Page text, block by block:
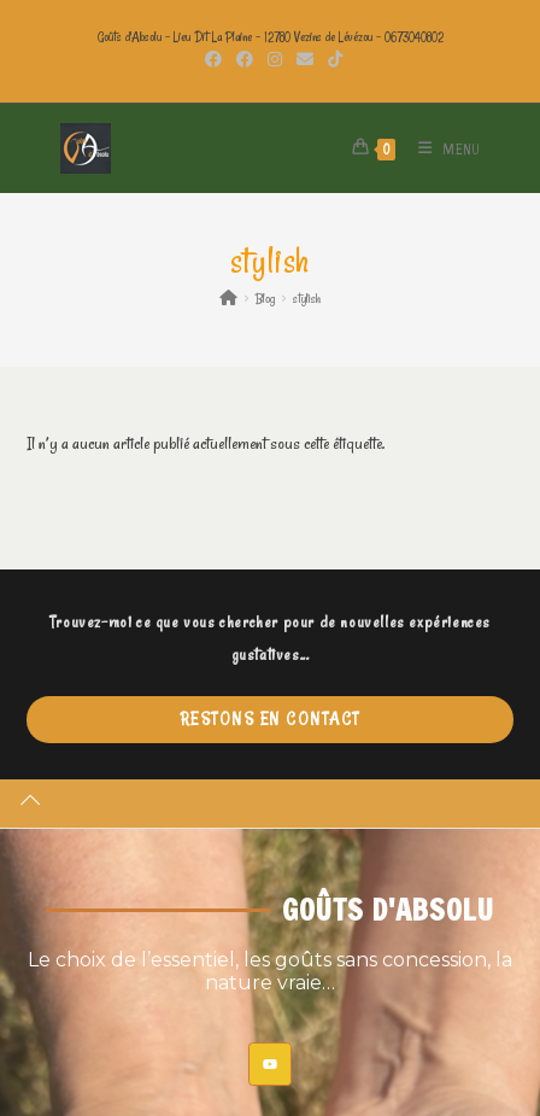
Goûts d'Absolu - Lieu Dit La Plaine - 12780 Vezins de Lévézou - 0673040802
0 MENU
stylish
> Blog > stylish
Il n’y a aucun article publié actuellement sous cette étiquette.
Trouvez-moi ce que vous chercher pour de nouvelles expériences
gustatives...
RESTONS EN CONTACT
GOÛTS D'ABSOLU
Le choix de l’essentiel, les goûts sans concession, la
nature vraie…